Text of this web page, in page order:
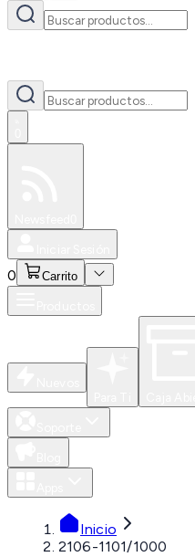
0 Carrito
Inicio
2106-1101/1000